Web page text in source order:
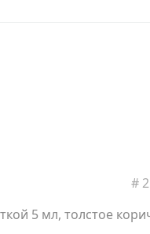
#
5 мл, толстое